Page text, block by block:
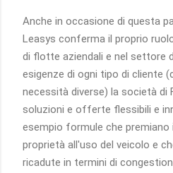
Anche in occasione di questa
Leasys conferma il proprio
di flotte aziendali e nel settore
esigenze di ogni tipo di cliente
necessità diverse) la società di
soluzioni e offerte flessibili e
esempio formule che premiano
proprietà all'uso del veicolo e
ricadute in termini di